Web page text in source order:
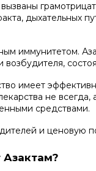
дыхательных
иммунитетом.
имеет
не
средствами.
и ценовую